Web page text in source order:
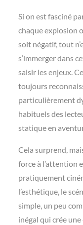
Si on est fasciné
chaque explosion
soit négatif, tout
s’immerger dans
saisir les enjeux.
toujours
particulièrement
habituels des
statique en
Cela surprend,
force à l’attention
pratiquement
l’esthétique, le
simple, un peu
inégal qui crée